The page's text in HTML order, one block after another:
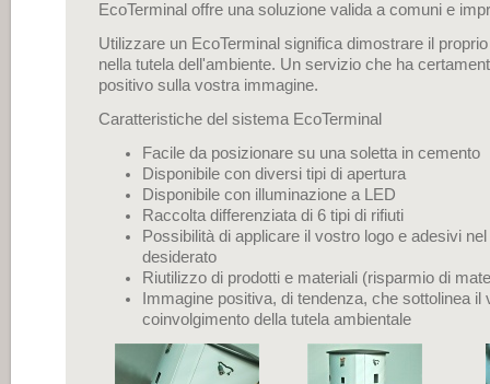
EcoTerminal offre una soluzione valida a comuni e
Utilizzare un EcoTerminal significa dimostrare il
nella tutela dell'ambiente. Un servizio che ha
positivo sulla vostra immagine.
Caratteristiche del sistema EcoTerminal
Facile da posizionare su una soletta in cemento
Disponibile con diversi tipi di apertura
Disponibile con illuminazione a LED
Raccolta differenziata di 6 tipi di rifiuti
Possibilità di applicare il vostro logo e adesivi
desiderato
Riutilizzo di prodotti e materiali (risparmio di
Immagine positiva, di tendenza, che sottolinea il
coinvolgimento della tutela ambientale